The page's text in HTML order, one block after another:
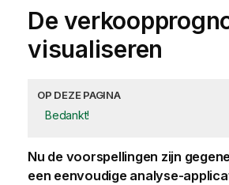
De
visualiseren
OP DEZE PAGINA
Bedankt!
Nu de voorspellingen zijn
een eenvoudige analyse-